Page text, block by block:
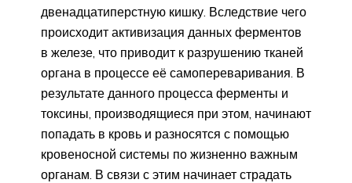
двенадцатиперстную кишку. Вследствие чего
происходит активизация данных ферментов
в железе, что приводит к разрушению тканей
органа в процессе её самопереваривания. В
результате данного процесса ферменты и
токсины, производящиеся при этом, начинают
попадать в кровь и разносятся с помощью
кровеносной системы по жизненно важным
органам. В связи с этим начинает страдать